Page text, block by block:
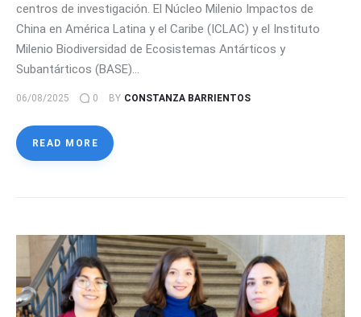
centros de investigación. El Núcleo Milenio Impactos de
China en América Latina y el Caribe (ICLAC) y el Instituto
Milenio Biodiversidad de Ecosistemas Antárticos y
Subantárticos (BASE)…
06/08/2025 0 BY CONSTANZA BARRIENTOS
READ MORE